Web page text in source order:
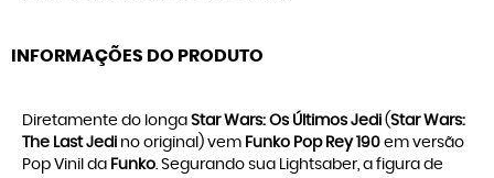
INFORMAÇÕES DO PRODUTO
Diretamente do longa Star Wars: Os Últimos Jedi (Star Wars:
The Last Jedi no original) vem Funko Pop Rey 190 em versão
Pop Vinil da Funko. Segurando sua Lightsaber, a figura de